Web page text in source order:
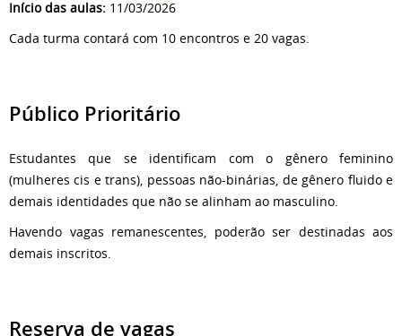
Início das aulas: 11/03/2026
Cada turma contará com 10 encontros e 20 vagas.
Público Prioritário
Estudantes que se identificam com o gênero feminino
(mulheres cis e trans), pessoas não-binárias, de gênero fluido e
demais identidades que não se alinham ao masculino.
Havendo vagas remanescentes, poderão ser destinadas aos
demais inscritos.
Reserva de vagas